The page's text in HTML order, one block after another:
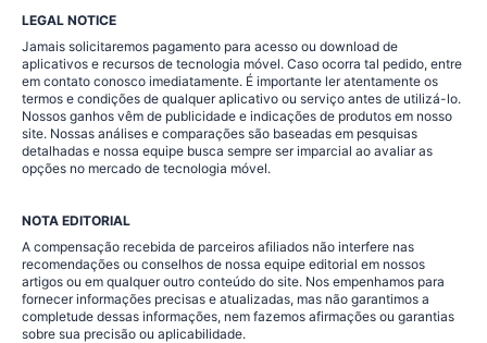
LEGAL NOTICE
Jamais solicitaremos pagamento para acesso ou download de
aplicativos e recursos de tecnologia móvel. Caso ocorra tal pedido, entre
em contato conosco imediatamente. É importante ler atentamente os
termos e condições de qualquer aplicativo ou serviço antes de utilizá-lo.
Nossos ganhos vêm de publicidade e indicações de produtos em nosso
site. Nossas análises e comparações são baseadas em pesquisas
detalhadas e nossa equipe busca sempre ser imparcial ao avaliar as
opções no mercado de tecnologia móvel.
NOTA EDITORIAL
A compensação recebida de parceiros afiliados não interfere nas
recomendações ou conselhos de nossa equipe editorial em nossos
artigos ou em qualquer outro conteúdo do site. Nos empenhamos para
fornecer informações precisas e atualizadas, mas não garantimos a
completude dessas informações, nem fazemos afirmações ou garantias
sobre sua precisão ou aplicabilidade.